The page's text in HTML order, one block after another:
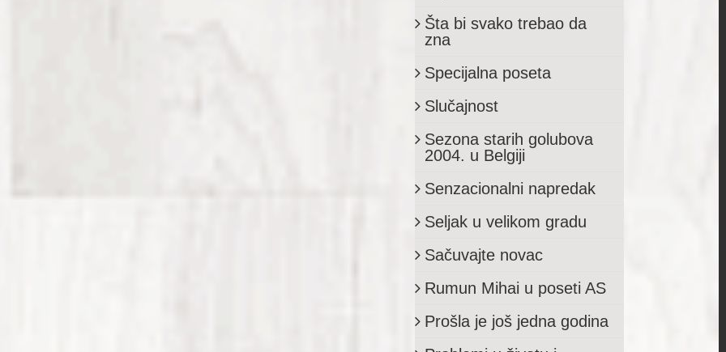
Šta bi svako trebao da
zna
Specijalna poseta
Slučajnost
Sezona starih golubova
2004. u Belgiji
Senzacionalni napredak
Seljak u velikom gradu
Sačuvajte novac
Rumun Mihai u poseti AS
Prošla je još jedna godina